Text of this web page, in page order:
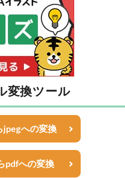
変換ツール
jpegへの変換
pdfへの変換